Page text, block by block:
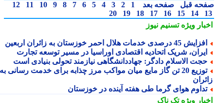
قبل صفحه بعد 1
2
3
4
5
6
7
8
9
10
11
12
14
15
16
17
18
19
20
ویژهتسنیم نیوز
45 درصدی خدمات هلال احمر خوزستان به زائران اربعین
شریک اتحادیه اقتصادی اوراسیا در مسیر توسعه تجارت
الاسلام دادگر: جهاددانشگاهی نیازمند تحولی بنیادی است
توزیع 20 تن گاز مایع میان مواکب مرز چذابه برای خدمت رسانی به
هوای گرما طی هفته آینده در خوزستان
ویژهتک ناک